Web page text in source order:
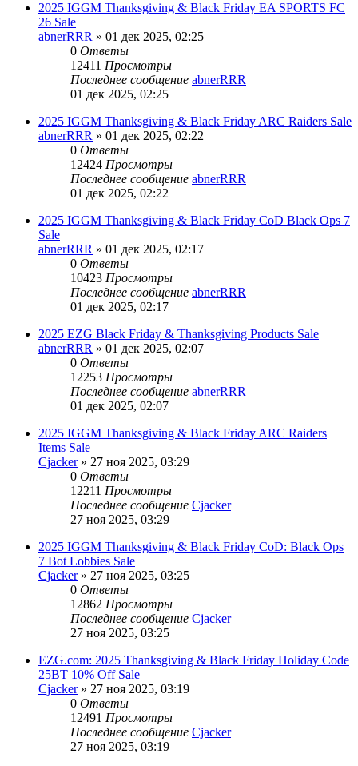
2025 IGGM Thanksgiving & Black Friday EA SPORTS FC
26 Sale
abnerRRR » 01 дек 2025, 02:25
0 Ответы
12411 Просмотры
Последнее сообщение abnerRRR
01 дек 2025, 02:25
2025 IGGM Thanksgiving & Black Friday ARC Raiders Sale
abnerRRR » 01 дек 2025, 02:22
0 Ответы
12424 Просмотры
Последнее сообщение abnerRRR
01 дек 2025, 02:22
2025 IGGM Thanksgiving & Black Friday CoD Black Ops 7
Sale
abnerRRR » 01 дек 2025, 02:17
0 Ответы
10423 Просмотры
Последнее сообщение abnerRRR
01 дек 2025, 02:17
2025 EZG Black Friday & Thanksgiving Products Sale
abnerRRR » 01 дек 2025, 02:07
0 Ответы
12253 Просмотры
Последнее сообщение abnerRRR
01 дек 2025, 02:07
2025 IGGM Thanksgiving & Black Friday ARC Raiders
Items Sale
Cjacker» 27 ноя 2025, 03:29
0 Ответы
12211 Просмотры
Последнее сообщение Cjacker
27 ноя 2025, 03:29
2025 IGGM Thanksgiving & Black Friday CoD: Black Ops
7 Bot Lobbies Sale
Cjacker» 27 ноя 2025, 03:25
0 Ответы
12862 Просмотры
Последнее сообщение Cjacker
27 ноя 2025, 03:25
EZG.com: 2025 Thanksgiving & Black Friday Holiday Code
25BT 10% Off Sale
Cjacker» 27 ноя 2025, 03:19
0 Ответы
12491 Просмотры
Последнее сообщение Cjacker
27 ноя 2025, 03:19